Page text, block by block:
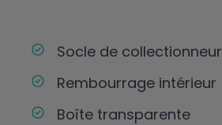
Socle de collectionneur
Rembourrage intérieur
Boîte transparente